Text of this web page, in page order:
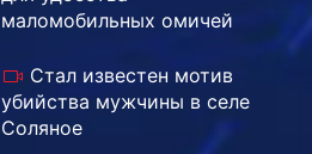
маломобильных омичей
Стал известен мотив
убийства мужчины в селе
Соляное